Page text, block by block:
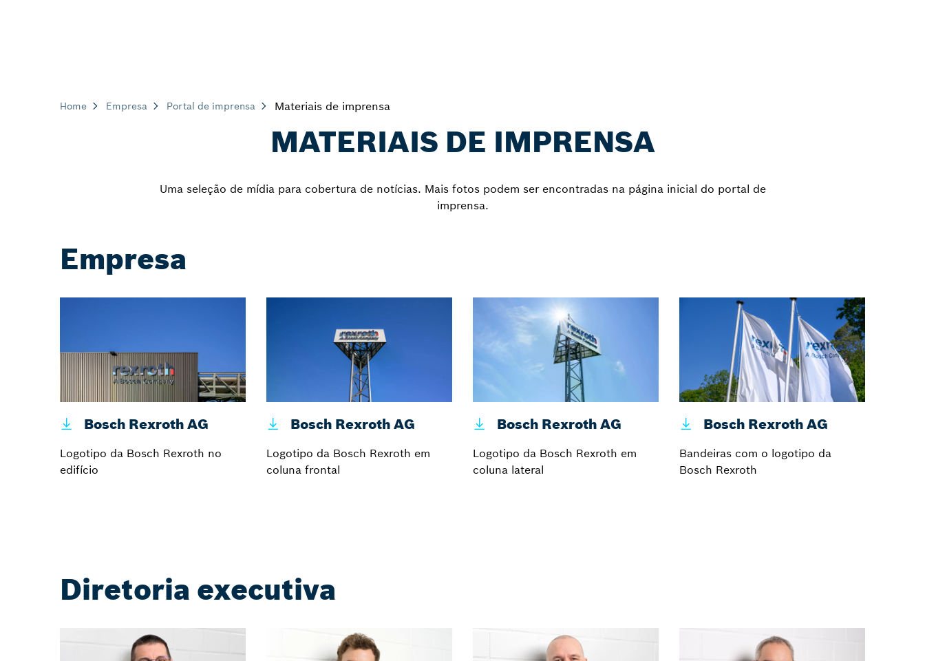
Home Empresa Portal de imprensa Materiais de imprensa
MATERIAIS DE IMPRENSA
Uma seleção de mídia para cobertura de notícias. Mais fotos podem ser encontradas na página inicial do portal de
imprensa.
Empresa
Bosch Rexroth AG
Logotipo da Bosch Rexroth no
edifício
Bosch Rexroth AG
Logotipo da Bosch Rexroth em
coluna frontal
Bosch Rexroth AG
Logotipo da Bosch Rexroth em
coluna lateral
Bosch Rexroth AG
Bandeiras com o logotipo da
Bosch Rexroth
Diretoria executiva